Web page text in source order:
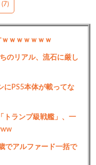
(7)
ｗｗｗｗｗｗ
のリアル、流石に厳し
にPS5本体が載ってな
トランプ級戦艦」、一
でアルファード一括で